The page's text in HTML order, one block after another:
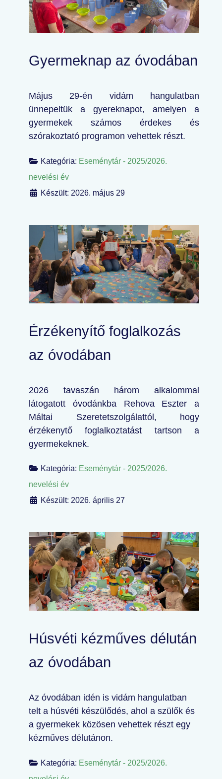
Gyermeknap az óvodában
Május 29-én vidám hangulatban
ünnepeltük a gyereknapot, amelyen a
gyermekek számos érdekes és
szórakoztató programon vehettek részt.
Kategória: Eseménytár - 2025/2026.
nevelési év
Készült: 2026. május 29
Érzékenyítő foglalkozás
az óvodában
2026 tavaszán három alkalommal
látogatott óvodánkba Rehova Eszter a
Máltai Szeretetszolgálattól, hogy
érzékenytő foglalkoztatást tartson a
gyermekeknek.
Kategória: Eseménytár - 2025/2026.
nevelési év
Készült: 2026. április 27
Húsvéti kézműves délután
az óvodában
Az óvodában idén is vidám hangulatban
telt a húsvéti készülődés, ahol a szülők és
a gyermekek közösen vehettek részt egy
kézműves délutánon.
Kategória: Eseménytár - 2025/2026.